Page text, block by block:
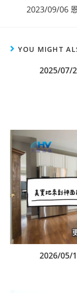
2023/09/06
YOU MIGHT
2025/07/
2026/05/